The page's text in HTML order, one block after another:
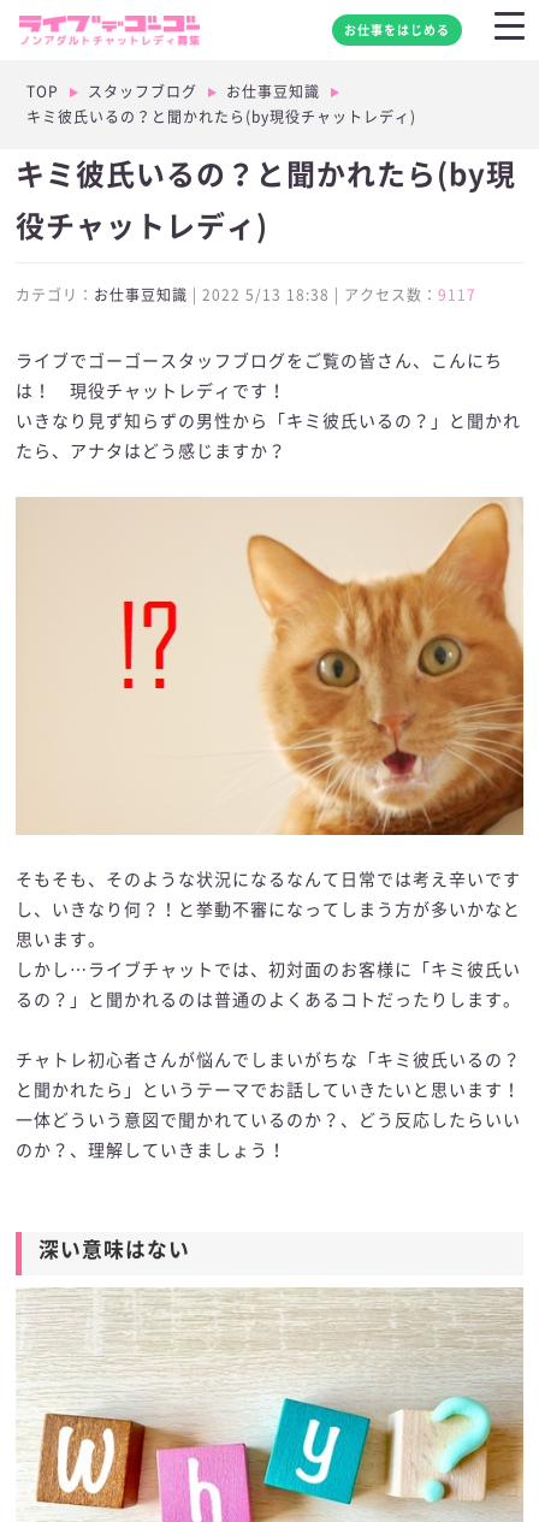
お仕事をはじめる
TOP スタッフブログ
お仕事豆知識
キミ彼氏いるの？と聞かれたら(by現役チャットレディ)
キミ彼氏いるの？と聞かれたら(by現
役チャットレディ)
カテゴリ： お仕事豆知識 | 2022 5/13 18:38 | アクセス数：9117
ライブでゴーゴースタッフブログをご覧の皆さん、こんにち
は！ 現役チャットレディです！
いきなり見ず知らずの男性から「キミ彼氏いるの？」と聞かれ
たら、アナタはどう感じますか？
そもそも、そのような状況になるなんて日常では考え辛いです
し、いきなり何？！と挙動不審になってしまう方が多いかなと
思います。
しかし…ライブチャットでは、初対面のお客様に「キミ彼氏い
るの？」と聞かれるのは普通のよくあるコトだったりします。
チャトレ初心者さんが悩んでしまいがちな「キミ彼氏いるの？
と聞かれたら」というテーマでお話していきたいと思います！
一体どういう意図で聞かれているのか？、どう反応したらいい
のか？、理解していきましょう！
深い意味はない